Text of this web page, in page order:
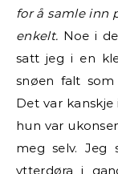
for å samle inn
enkelt. Noe i
satt jeg i en
snøen falt som
Det var
hun var
meg selv.
ytterdøra i